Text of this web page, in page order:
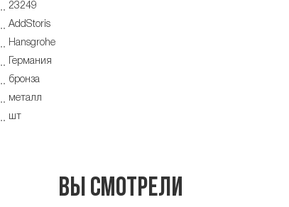
23249
AddStoris
Hansgrohe
Германия
бронза
металл
шт
Вы смотрели